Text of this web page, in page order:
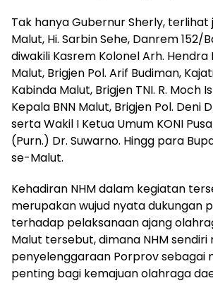
Tak hanya Gubernur Sherly, terlihat
Malut, Hi. Sarbin Sehe, Danrem 152/
diwakili Kasrem Kolonel Arh. Hendra
Malut, Brigjen Pol. Arif Budiman,
Kabinda Malut, Brigjen TNI. R. Moch
Kepala BNN Malut, Brigjen Pol. Deni
serta Wakil I Ketua Umum KONI
(Purn.) Dr. Suwarno. Hingg para
se-Malut.
Kehadiran NHM dalam kegiatan
merupakan wujud nyata dukungan
terhadap pelaksanaan ajang
Malut tersebut, dimana NHM sendiri
penyelenggaraan Porprov sebagai
penting bagi kemajuan olahraga